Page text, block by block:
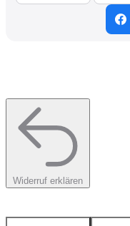
Widerruf erklären